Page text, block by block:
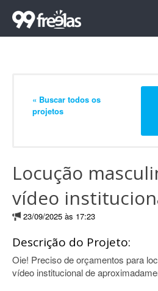
« Buscar todos os
projetos
Locução
vídeo
23/09/2025 às 17:23
Descrição do Projeto:
Oie! Preciso de orçamentos para
vídeo institucional de